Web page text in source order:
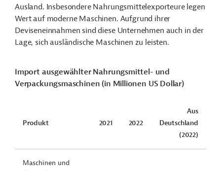
Ausland. Insbesondere Nahrungsmittelexporteure legen
Wert auf moderne Maschinen. Aufgrund ihrer
Deviseneinnahmen sind diese Unternehmen auch in der
Lage, sich ausländische Maschinen zu leisten.
Import ausgewählter Nahrungsmittel- und
Verpackungsmaschinen (in Millionen US Dollar)
Produkt 2021 2022
Aus
Deutschland
(2022)
Maschinen und